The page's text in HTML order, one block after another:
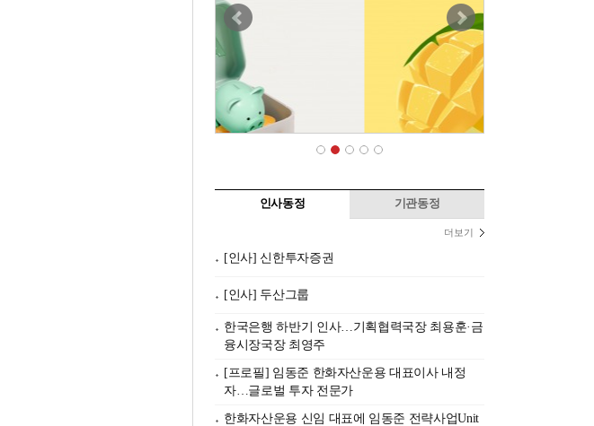
인사동정 기관동정
더보기
[인사] 신한투자증권
[인사] 두산그룹
한국은행 하반기 인사…기획협력국장 최용훈·금
융시장국장 최영주
[프로필] 임동준 한화자산운용 대표이사 내정
자…글로벌 투자 전문가
한화자산운용 신임 대표에 임동준 전략사업Unit